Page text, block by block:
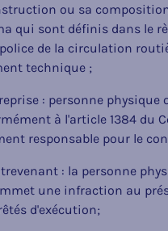
ou sa
qui sont définis dans le
de la circulation
technique ;
: personne physique
à l'article 1384 du
responsable pour le
: la personne
une infraction au
d'exécution;